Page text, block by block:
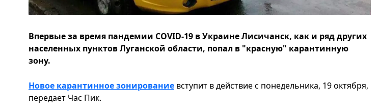
Впервые за время пандемии COVID-19 в Украине Лисичанск, как и ряд других
населенных пунктов Луганской области, попал в "красную" карантинную
зону.
Новое карантинное зонирование вступит в действие с понедельника, 19 октября,
передает Час Пик.